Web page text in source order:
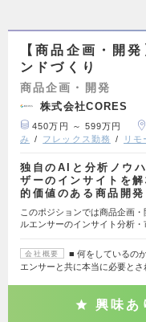
【商品企画・開
ンドづくり
商品企画・開発
株式会社CORES
450万円 ～ 599万円
み
フレックス勤務 リモ
独自のAIと分析ノウ
ザーのインサイトを
的価値のある商品開
このポジションでは商品企画
ルエンサーのインサイト分析
会社概要
■ 何をしているの
エンサーと共に本当に必要と
興味あ